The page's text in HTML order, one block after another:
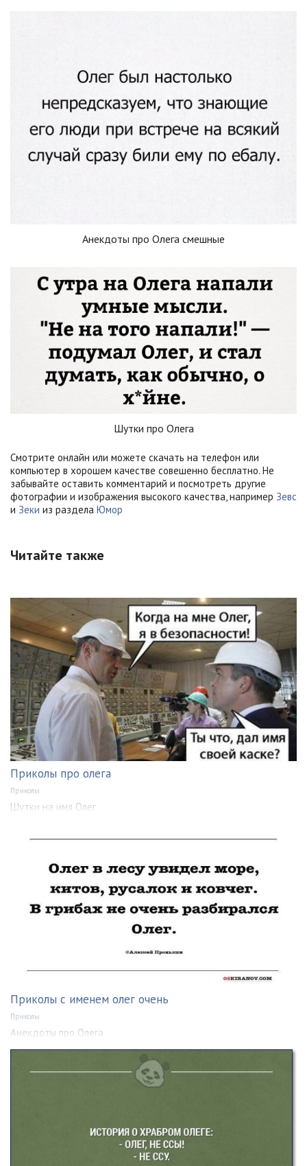
Анекдоты про Олега смешные
Шутки про Олега
Смотрите онлайн или можете скачать на телефон или
компьютер в хорошем качестве совешенно бесплатно. Не
забывайте оставить комментарий и посмотреть другие
фотографии и изображения высокого качества, например Зевс
и Зеки из раздела Юмор
Читайте также
Приколы про олега
Приколы
Шутки на имя Олег
Приколы с именем олег очень
Приколы
Анекдоты про Олега